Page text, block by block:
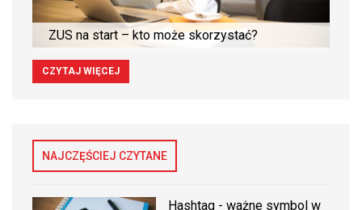
ZUS na start – kto może skorzystać?
CZYTAJ WIĘCEJ
NAJCZĘŚCIEJ CZYTANE
Hashtag - ważne symbol w